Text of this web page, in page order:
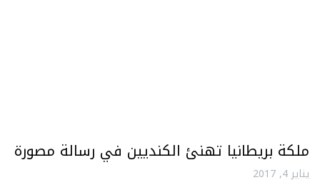
ملكة بريطانيا تهنئ الكنديين في رسالة مصورة
يناير 4, 2017